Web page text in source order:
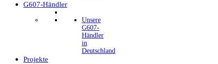
G607-Händler
Unsere
G607-
Händler
in
Deutschland
Projekte